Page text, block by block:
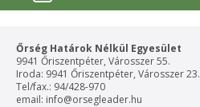
Őrség Határok Nélkül Egyesület
9941 Őriszentpéter, Városszer 55.
Iroda: 9941 Őriszentpéter, Városszer 23.
Tel/fax.: 94/428-970
email: info@orsegleader.hu